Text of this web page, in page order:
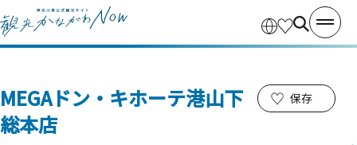
MEGAドン・キホーテ港山下
総本店
保存